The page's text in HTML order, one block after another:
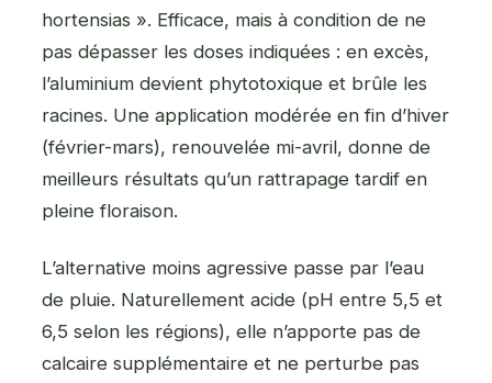
hortensias ». Efficace, mais à condition de ne
pas dépasser les doses indiquées : en excès,
l’aluminium devient phytotoxique et brûle les
racines. Une application modérée en fin d’hiver
(février-mars), renouvelée mi-avril, donne de
meilleurs résultats qu’un rattrapage tardif en
pleine floraison.
L’alternative moins agressive passe par l’eau
de pluie. Naturellement acide (pH entre 5,5 et
6,5 selon les régions), elle n’apporte pas de
calcaire supplémentaire et ne perturbe pas